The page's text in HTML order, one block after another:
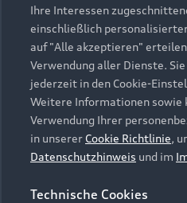
Elektromodelle
Plug-in-Hybride
Gebrauchtwagensuche
Gebrauchtwagen
Finanzierung
Aktionen & Angebote
Geschäftskunden
Saisonale Angebote
Audi Services
Garantie
Audi digital services
myAudi
Support
Kundenservice
Händlersuche
Audi Code
Über Audi
Unternehmen
Karriere
Investor Relations
Ihre Interessen
einschließlich
auf "Alle akzeptieren"
Verwendung aller Dienste.
jederzeit in den Cookie-
Weitere Informationen sowie
Verwendung Ihrer
in unserer Cookie Richtlinie,
Datenschutzhinweis und im
Technische Cookies